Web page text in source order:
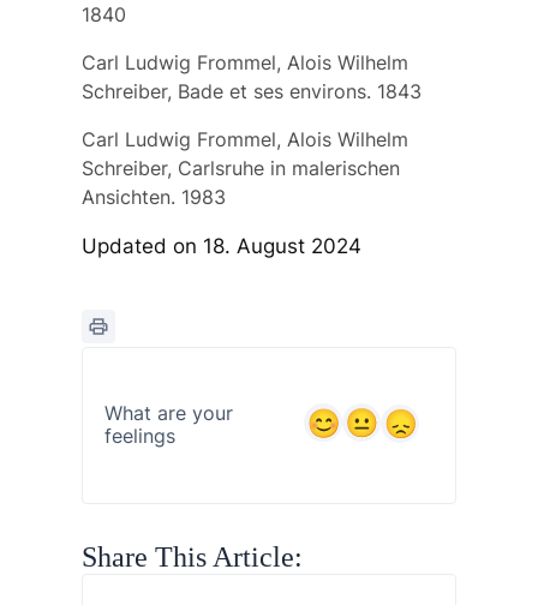
1840
Carl Ludwig Frommel, Alois Wilhelm
Schreiber, Bade et ses environs. 1843
Carl Ludwig Frommel, Alois Wilhelm
Schreiber, Carlsruhe in malerischen
Ansichten. 1983
Updated on 18. August 2024
What are your
feelings
Share This Article: